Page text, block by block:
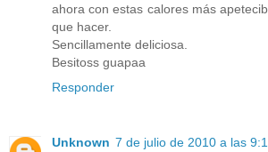
ahora con estas calores más
que hacer.
Sencillamente deliciosa.
Besitoss guapaa
Responder
Unknown 7 de julio de 2010 a las